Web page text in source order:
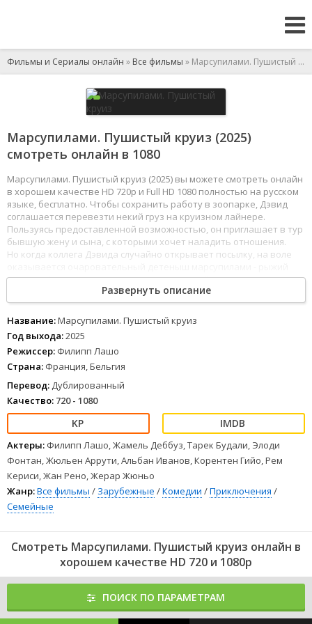
Фильмы и Сериалы онлайн » Все фильмы » Марсупилами. Пушистый круиз
Марсупилами. Пушистый круиз (2025)
смотреть онлайн в 1080
Марсупилами. Пушистый круиз (2025) вы можете смотреть онлайн
в хорошем качестве HD 720p и Full HD 1080 полностью на русском
языке, бесплатно. Чтобы сохранить работу в зоопарке, Дэвид
соглашается перевезти некий груз на круизном лайнере.
Пользуясь предоставленной возможностью, он приглашает в тур
бывшую жену и сына, с которыми хочет наладить отношения.
Но когда коллега Дэвида случайно открывает посылку, на воле
пушистый зверек, за которым охотятся все браконьеры мира.
Ведь марсупилами не только любитель опасных проделок, но и
ключ к вечной молодости. Поездка тут же превращается
в полный хаос.
Развернуть описание
Название:Марсупилами. Пушистый круиз
Год выхода:2025
Режиссер: Филипп Лашо
Страна: Франция, Бельгия
Перевод: Дублированный
Качество: 720 - 1080
Актеры: Филипп Лашо, Жамель Деббуз, Тарек Будали, Элоди
Фонтан, Жюльен Аррути, Альбан Иванов, Корентен Гийо, Рем
Кериси, Жан Рено, Жерар Жюньо
Жанр:Все фильмы / Зарубежные /Комедии /Приключения /
Семейные
Смотреть Марсупилами. Пушистый круиз онлайн в
хорошем качестве HD 720 и 1080p
ПОИСК ПО ПАРАМЕТРАМ